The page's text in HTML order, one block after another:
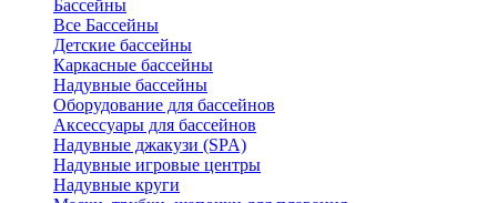
Бассейны
Все Бассейны
Детские бассейны
Каркасные бассейны
Надувные бассейны
Оборудование для бассейнов
Аксессуары для бассейнов
Надувные джакузи (SPA)
Надувные игровые центры
Надувные круги